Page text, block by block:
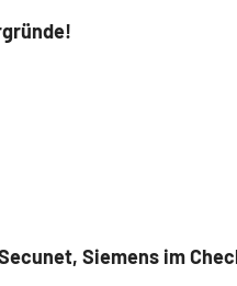
Siemens im